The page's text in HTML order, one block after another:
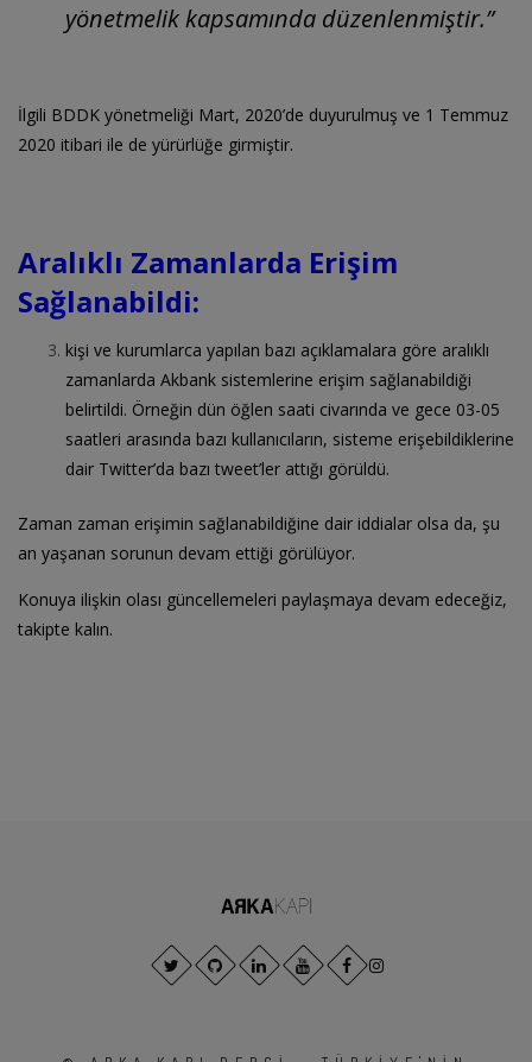
yönetmelik kapsamında düzenlenmiştir.”
İlgili BDDK yönetmeliği Mart, 2020’de duyurulmuş ve 1 Temmuz
2020 itibari ile de yürürlüğe girmiştir.
Aralıklı Zamanlarda Erişim
Sağlanabildi:
kişi ve kurumlarca yapılan bazı açıklamalara göre aralıklı
zamanlarda Akbank sistemlerine erişim sağlanabildiği
belirtildi. Örneğin dün öğlen saati civarında ve gece 03-05
saatleri arasında bazı kullanıcıların, sisteme erişebildiklerine
dair Twitter’da bazı tweet’ler attığı görüldü.
Zaman zaman erişimin sağlanabildiğine dair iddialar olsa da, şu
an yaşanan sorunun devam ettiği görülüyor.
Konuya ilişkin olası güncellemeleri paylaşmaya devam edeceğiz,
takipte kalın.